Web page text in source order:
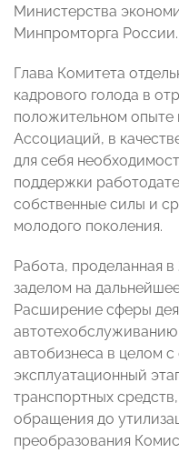
Министерства
Минпромторга России.
Глава Комитета
кадрового голода в
положительном опыте
Ассоциаций, в
для себя
поддержки
собственные силы и
молодого поколения.
Работа, проделанная
заделом на
Расширение сферы
автобизнеса в целом
эксплуатационный
транспортных
обращения до
преобразования